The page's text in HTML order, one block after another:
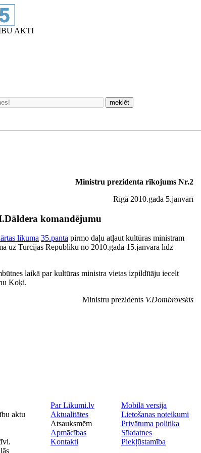
AKTI
meklēt
Ministru prezidenta rīkojums Nr.2
Rīgā 2010.gada 5.janvārī
komandējumu
likuma 35.panta pirmo daļu atļaut kultūras ministram
uz Turcijas Republiku no 2010.gada 15.janvāra līdz
laikā par kultūras ministra vietas izpildītāju iecelt
Koķi.
Ministru prezidents V.Dombrovskis
aktu
Par Likumi.lv
Aktualitātes
Atsauksmēm
Apmācības
Kontakti
Mobilā versija
Lietošanas noteikumi
Privātuma politika
Sīkdatnes
Piekļūstamība